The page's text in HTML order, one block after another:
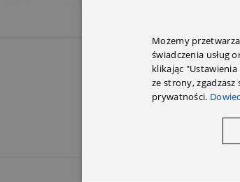
INFORMACJE
Możemy
świadczenia usług
klikając
ze strony,
prywatności.